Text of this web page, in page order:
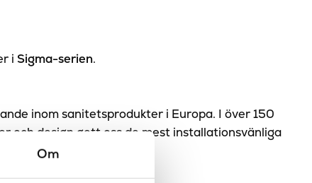
Om
i Sigma-serien.
inom sanitetsprodukter i Europa. I över 150
och design gett oss de mest installationsvänliga
för badrummet.